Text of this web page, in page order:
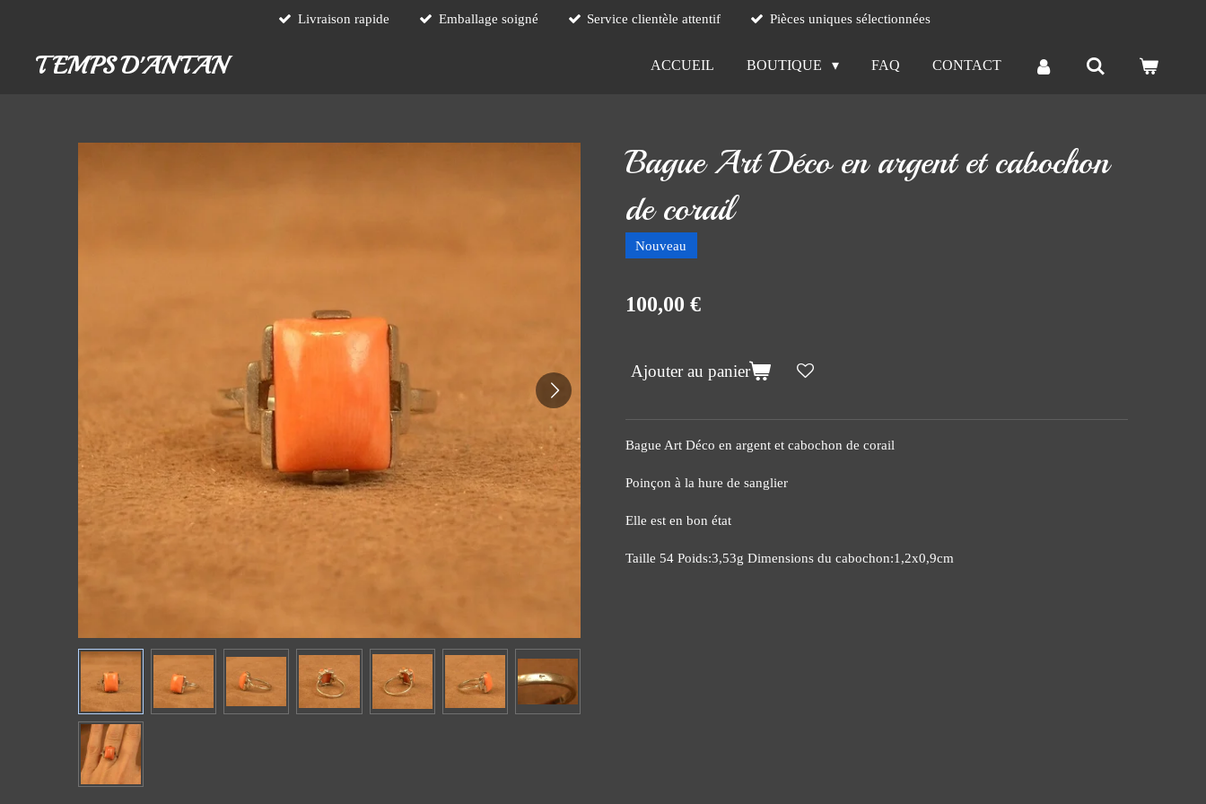
contenu
Livraison rapide Emballage soigné Service clientèle attentif Pièces uniques sélectionnées
TEMPS D'ANTAN ACCUEIL BOUTIQUE FAQ CONTACT
Bague Art Déco en argent et cabochon
de corail
Nouveau
100,00 €
Ajouter au panier
Bague Art Déco en argent et cabochon de corail
Poinçon à la hure de sanglier
Elle est en bon état
Taille 54 Poids:3,53g Dimensions du cabochon:1,2x0,9cm